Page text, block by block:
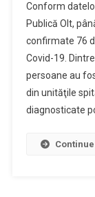
Conform
Publică Olt,
confirmate 76
Covid-19.
persoane au
din unităţile
diagnosticate